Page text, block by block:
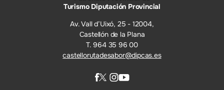
Turismo Diputación Provincial
Av. Vall d’Uixó, 25 - 12004,
Castellón de la Plana
T. 964 35 96 00
castellorutadesabor@dipcas.es